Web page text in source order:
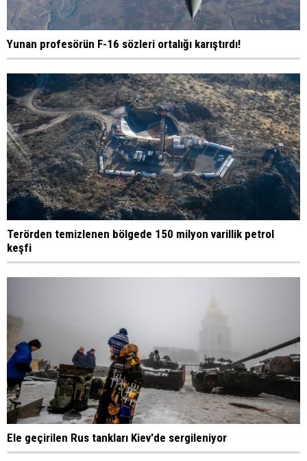
Yunan profesörün F-16 sözleri ortalığı karıştırdı!
Terörden temizlenen bölgede 150 milyon varillik petrol
keşfi
Ele geçirilen Rus tankları Kiev'de sergileniyor